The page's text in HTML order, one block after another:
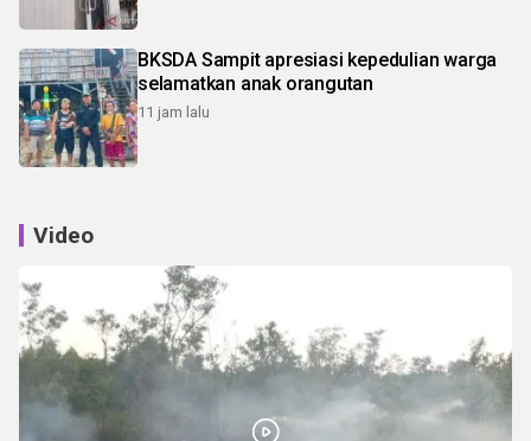
BKSDA Sampit apresiasi kepedulian warga
selamatkan anak orangutan
11 jam lalu
Video